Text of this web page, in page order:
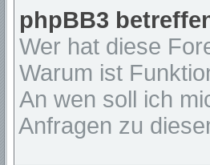
phpBB3
Wer hat diese
Warum ist
An wen soll ich
Anfragen zu